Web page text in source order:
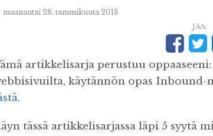
maanantai 28. tammikuuta 2013
JAA:
artikkelisarja perustuu
käytännön opas
.
tässä artikkelisarjassa läpi 5 syytä